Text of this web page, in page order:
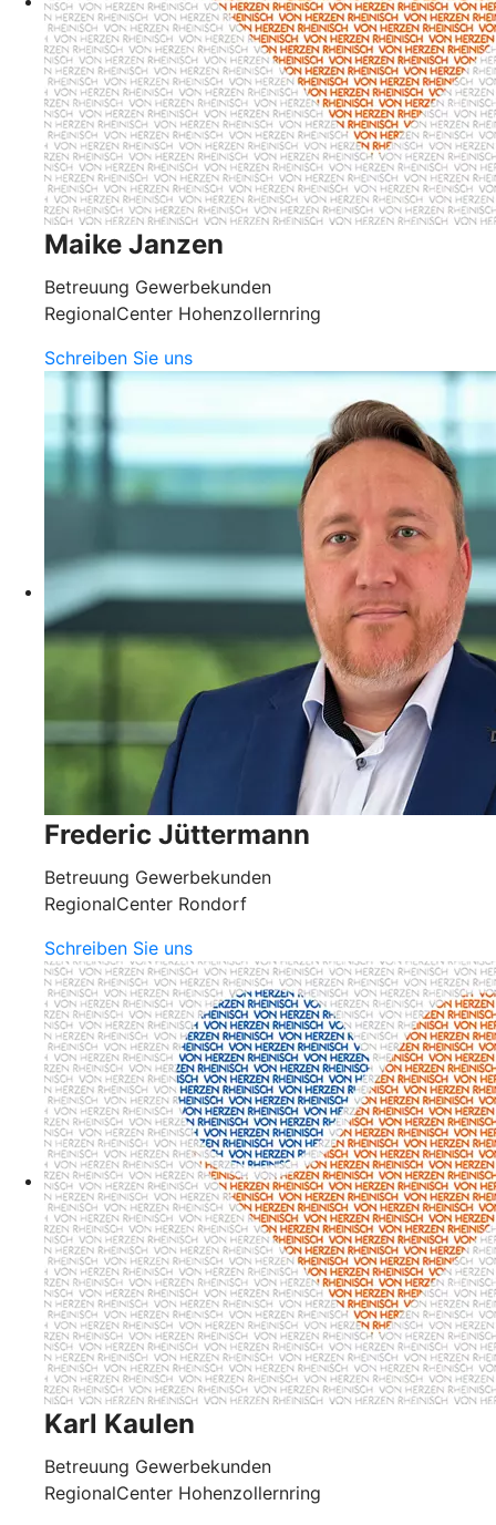
Maike Janzen
Betreuung Gewerbekunden
RegionalCenter Hohenzollernring
Schreiben Sie uns
Frederic Jüttermann
Betreuung Gewerbekunden
RegionalCenter Rondorf
Schreiben Sie uns
Karl Kaulen
Betreuung Gewerbekunden
RegionalCenter Hohenzollernring